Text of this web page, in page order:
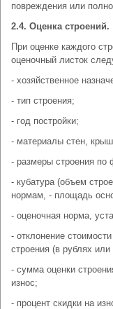
повреждения или
2.4. Оценка строений.
При оценке каждого
оценочный листок
- хозяйственное
- тип строения;
- год постройки;
- материалы стен,
- размеры строения по
- кубатура (объем
нормам, - площадь
- оценочная норма,
- отклонение
строения (в рублях или
- сумма оценки
износ;
- процент скидки на